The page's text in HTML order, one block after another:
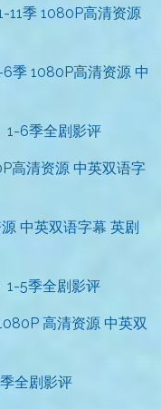
11季 1080P高清资源
季 1080P高清资源 中
6季全剧影评
高清资源 中英双语字
中英双语字幕 英剧
5季全剧影评
高清资源 中英双
全剧影评